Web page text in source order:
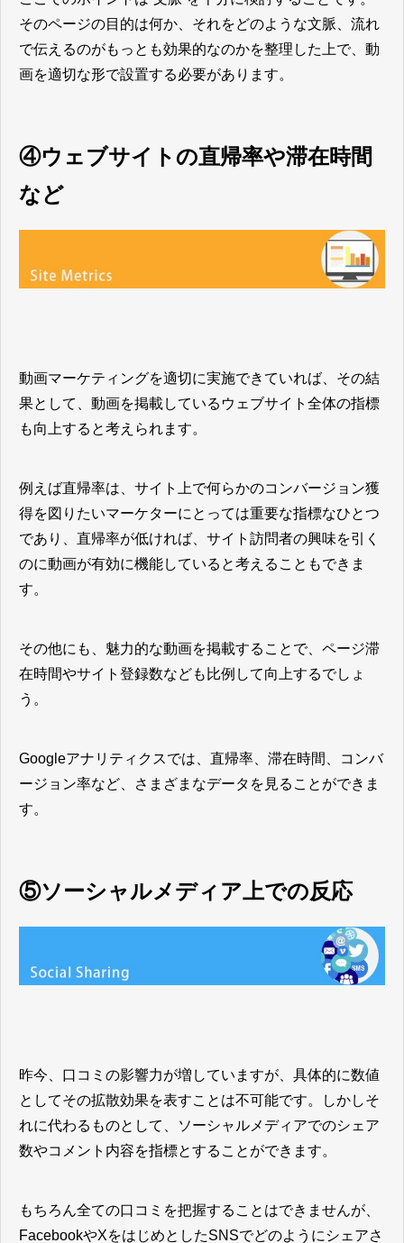
そのページの目的は何か、それをどのような文脈、流れ
で伝えるのがもっとも効果的なのかを整理した上で、動
画を適切な形で設置する必要があります。
④ウェブサイトの直帰率や滞在時間
など
動画マーケティングを適切に実施できていれば、その結
果として、動画を掲載しているウェブサイト全体の指標
も向上すると考えられます。
例えば直帰率は、サイト上で何らかのコンバージョン獲
得を図りたいマーケターにとっては重要な指標なひとつ
であり、直帰率が低ければ、サイト訪問者の興味を引く
のに動画が有効に機能していると考えることもできま
す。
その他にも、魅力的な動画を掲載することで、ページ滞
在時間やサイト登録数なども比例して向上するでしょ
う。
Googleアナリティクスでは、直帰率、滞在時間、コンバ
ージョン率など、さまざまなデータを見ることができま
す。
⑤ソーシャルメディア上での反応
昨今、口コミの影響力が増していますが、具体的に数値
としてその拡散効果を表すことは不可能です。しかしそ
れに代わるものとして、ソーシャルメディアでのシェア
数やコメント内容を指標とすることができます。
もちろん全ての口コミを把握することはできませんが、
FacebookやXをはじめとしたSNSでどのようにシェアさ